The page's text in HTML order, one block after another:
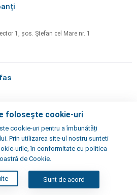
1, șos. Ștefan cel Mare nr. 1
5, bd. Regina Elisabeta, nr. 29-31
folosește cookie-uri
cookie-uri pentru a îmbunătăți
Prin utilizarea site-ul nostru sunteti
urile, în conformitate cu politica
de Cookie.
Sunt de acord